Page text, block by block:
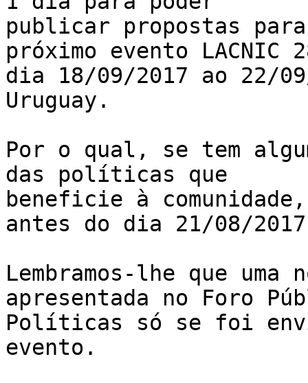
publicar propostas para
próximo evento LACNIC
dia 18/09/2017 ao 22/
Uruguay.
Por o qual, se tem
das políticas que
beneficie à
antes do dia 21/08/
Lembramos-lhe que
apresentada no Foro
Políticas só se foi
evento.